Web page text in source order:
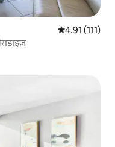
औसत रेटिंग 5 में
4.91 (111)